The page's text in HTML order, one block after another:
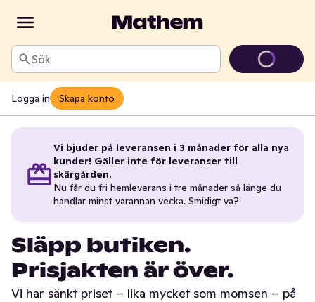
Sök
Logga in Skapa konto
Vi bjuder på leveransen i 3 månader för alla nya
kunder! Gäller inte för leveranser till
skärgården.
Nu får du fri hemleverans i tre månader så länge du
handlar minst varannan vecka. Smidigt va?
Släpp butiken.
Prisjakten är över.
Vi har sänkt priset – lika mycket som momsen – på